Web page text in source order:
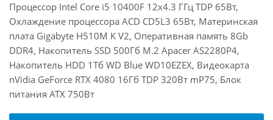
Процессор Intel Core i5 10400F 12x4.3 ГГц TDP 65Вт,
Охлаждение процессора ACD CD5L3 65Вт, Материнская
плата Gigabyte H510M K V2, Оперативная память 8Gb
DDR4, Накопитель SSD 500Гб M.2 Apacer AS2280P4,
Накопитель HDD 1Тб WD Blue WD10EZEX, Видеокарта
nVidia GeForce RTX 4080 16Гб TDP 320Вт mP75, Блок
питания ATX 750Вт